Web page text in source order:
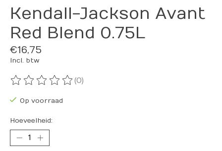
Kendall-Jackson Avant
Red Blend 0.75L
€16,75
Incl. btw
De beoordeling van dit product is
(0)
Op voorraad
Hoeveelheid: